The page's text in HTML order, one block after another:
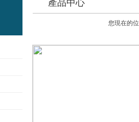
產品中心
您現在的位